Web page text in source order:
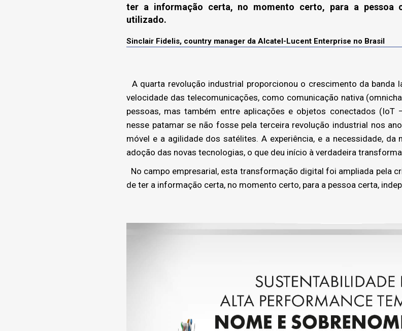
ter a informação certa, no momento certo, para a pessoa
utilizado.
Sinclair Fidelis, country manager da Alcatel-Lucent Enterprise no Brasil
A quarta revolução industrial proporcionou o crescimento da banda
velocidade das telecomunicações, como comunicação nativa
pessoas, mas também entre aplicações e objetos conectados (IoT
nesse patamar se não fosse pela terceira revolução industrial nos
móvel e a agilidade dos satélites. A experiência, e a necessidade,
adoção das novas tecnologias, o que deu início à verdadeira
No campo empresarial, esta transformação digital foi ampliada pela
de ter a informação certa, no momento certo, para a pessoa certa,